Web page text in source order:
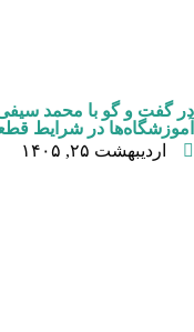
در گفت و گو با محمد
آموزشگاه‌ها در شرایط
اردیبهشت ۲۵, ۱۴۰۵